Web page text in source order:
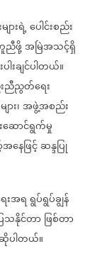
ျားရဲ့ပေါင်းစည်း
ညီဖို့အမြဲအသင့်ရှိ
းချင်ပါတယ်။
းညီညွတ်ရေး
း၊အဖွဲ့အစည်း
ောင်ရွက်မှု
နေဖြင့်ဆန္ဒပြု
းအရရွပ်ရွပ်ချွန်
သနိုင်တာဖြစ်တာ
ပါတယ်။